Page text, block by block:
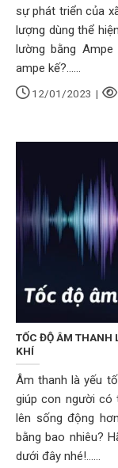
sự phát triển của
lượng dùng thể
lường bằng
ampe kế?......
12/01/2023 |
TỐC ĐỘ ÂM THANH
KHÍ
Âm thanh là yếu
giúp con người có
lên sống động
bằng bao nhiêu?
dưới đây nhé!......